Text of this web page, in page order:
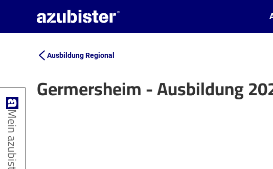
Ausbildung Regional
Germersheim - AusbildungLeaflet| ©
Mein azubister